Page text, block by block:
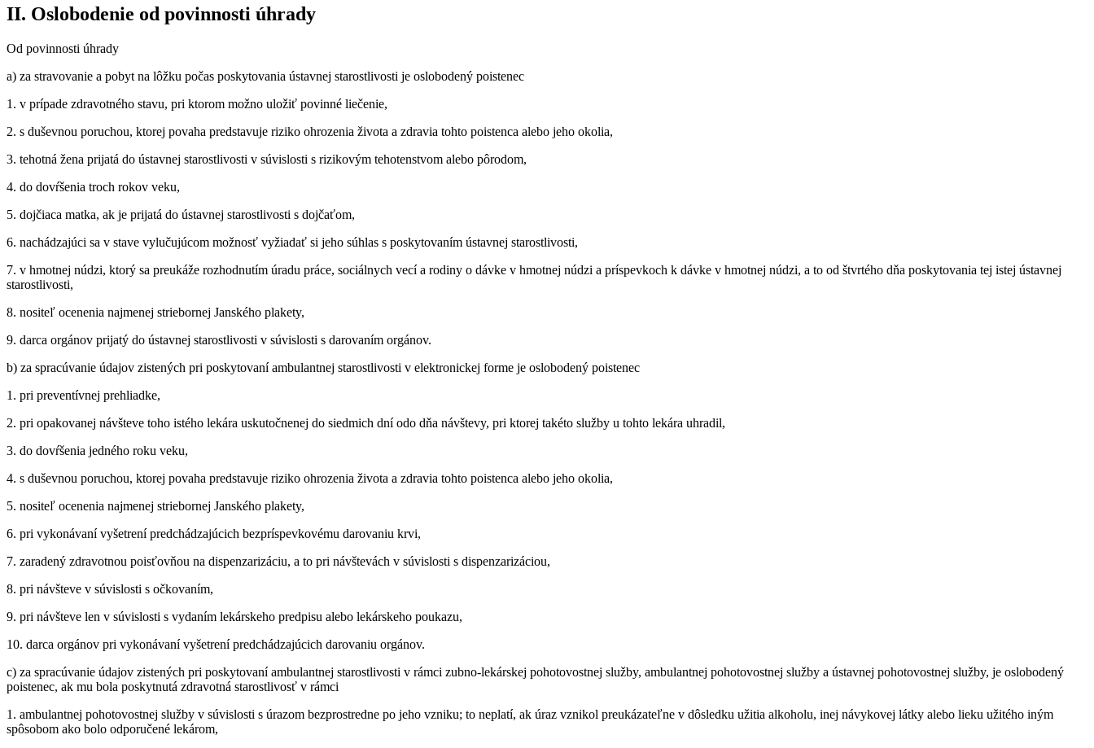
II. Oslobodenie od povinnosti úhrady
Od povinnosti úhrady
a) za stravovanie a pobyt na lôžku počas poskytovania ústavnej starostlivosti je oslobodený poistenec
1. v prípade zdravotného stavu, pri ktorom možno uložiť povinné liečenie,
2. s duševnou poruchou, ktorej povaha predstavuje riziko ohrozenia života a zdravia tohto poistenca alebo jeho okolia,
3. tehotná žena prijatá do ústavnej starostlivosti v súvislosti s rizikovým tehotenstvom alebo pôrodom,
4. do dovŕšenia troch rokov veku,
5. dojčiaca matka, ak je prijatá do ústavnej starostlivosti s dojčaťom,
6. nachádzajúci sa v stave vylučujúcom možnosť vyžiadať si jeho súhlas s poskytovaním ústavnej starostlivosti,
7. v hmotnej núdzi, ktorý sa preukáže rozhodnutím úradu práce, sociálnych vecí a rodiny o dávke v hmotnej núdzi a príspevkoch k dávke v hmotnej núdzi, a to od štvrtého dňa poskytovania tej istej ústavnej
starostlivosti,
8. nositeľ ocenenia najmenej striebornej Janského plakety,
9. darca orgánov prijatý do ústavnej starostlivosti v súvislosti s darovaním orgánov.
b) za spracúvanie údajov zistených pri poskytovaní ambulantnej starostlivosti v elektronickej forme je oslobodený poistenec
1. pri preventívnej prehliadke,
2. pri opakovanej návšteve toho istého lekára uskutočnenej do siedmich dní odo dňa návštevy, pri ktorej takéto služby u tohto lekára uhradil,
3. do dovŕšenia jedného roku veku,
4. s duševnou poruchou, ktorej povaha predstavuje riziko ohrozenia života a zdravia tohto poistenca alebo jeho okolia,
5. nositeľ ocenenia najmenej striebornej Janského plakety,
6. pri vykonávaní vyšetrení predchádzajúcich bezpríspevkovému darovaniu krvi,
7. zaradený zdravotnou poisťovňou na dispenzarizáciu, a to pri návštevách v súvislosti s dispenzarizáciou,
8. pri návšteve v súvislosti s očkovaním,
9. pri návšteve len v súvislosti s vydaním lekárskeho predpisu alebo lekárskeho poukazu,
10. darca orgánov pri vykonávaní vyšetrení predchádzajúcich darovaniu orgánov.
c) za spracúvanie údajov zistených pri poskytovaní ambulantnej starostlivosti v rámci zubno-lekárskej pohotovostnej služby, ambulantnej pohotovostnej služby a ústavnej pohotovostnej služby, je oslobodený
poistenec, ak mu bola poskytnutá zdravotná starostlivosť v rámci
1. ambulantnej pohotovostnej služby v súvislosti s úrazom bezprostredne po jeho vzniku; to neplatí, ak úraz vznikol preukázateľne v dôsledku užitia alkoholu, inej návykovej látky alebo lieku užitého iným
spôsobom ako bolo odporučené lekárom,